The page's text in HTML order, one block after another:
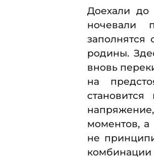
Доехали
ночевали
заполнятся
родины.
вновь
на
моментов,
не